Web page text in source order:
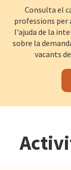
Consulta el
professions per
l'ajuda de la
sobre la
vacants